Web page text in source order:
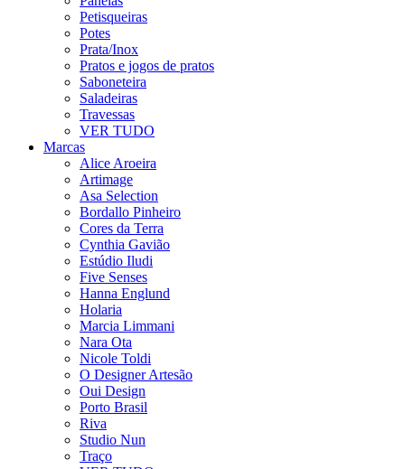
Petisqueiras
Potes
Prata/Inox
Pratos e jogos de pratos
Saboneteira
Saladeiras
Travessas
VER TUDO
Marcas
Alice Aroeira
Artimage
Asa Selection
Bordallo Pinheiro
Cores da Terra
Cynthia Gavião
Estúdio Iludi
Five Senses
Hanna Englund
Holaria
Marcia Limmani
Nara Ota
Nicole Toldi
O Designer Artesão
Oui Design
Porto Brasil
Riva
Studio Nun
Traço